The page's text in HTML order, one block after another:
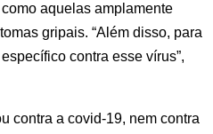
aquelas amplamente
gripais. “Além disso, para
contra esse vírus”,
contra a covid-19, nem contra